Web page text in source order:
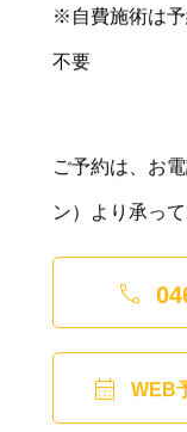
※自費施術は
不要
ご予約は、お
ン）より承って

 WEB